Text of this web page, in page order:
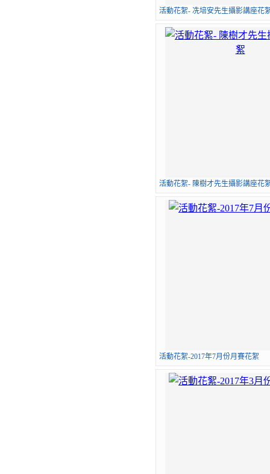
活動花絮- 冼培安先生攝影講座花
活動花絮- 陳樹才先生攝影講座花
活動花絮-2017年7月份月賽花絮